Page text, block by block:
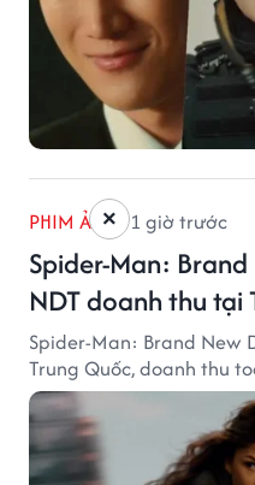
PHIM ẢNH 1 giờ trước
Spider-Man:
NDT doanh thu tại
Spider-Man: Brand New
Trung Quốc, doanh thu
×